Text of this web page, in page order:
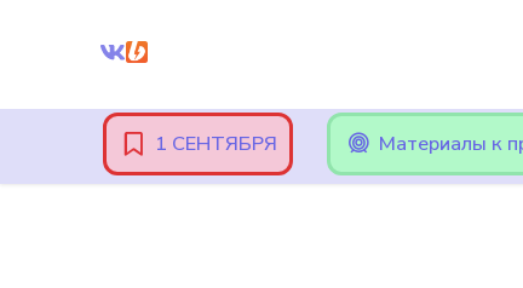
Внимание! При оплате картами Сбербанка, могут
1 СЕНТЯБРЯ
Материалы к